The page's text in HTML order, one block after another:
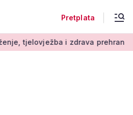
Pretplata
zdrava prehrana za umirovljenike